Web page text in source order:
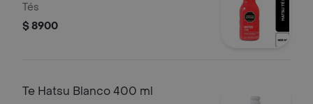
Tés
$ 8900
Te Hatsu Blanco 400 ml